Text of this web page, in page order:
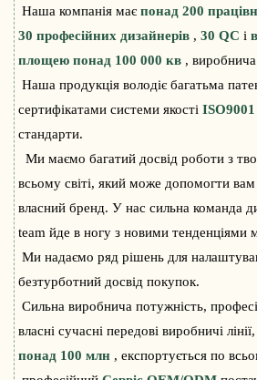
Наша компанія маєпонад 200
30 професійних дизайнерів ,30 QCі
площею понад 100 000 кв ,
Наша продукція володіє багатьма
сертифікатами системи якостіISO9001
стандарти.
Ми маємо багатий досвід роботи з
всьому світі, який може допомогти вам
власний бренд. У нас сильна команда
team йде в ногу з новими тенденціями
Ми надаємо ряд рішень для
безтурботний досвід покупок.
Сильна виробнича потужність,
власні сучасні передові виробничі
понад 100 млн , експортується по